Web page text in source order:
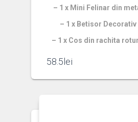
– 1 x Mini Felinar din
– 1 x Betisor Decorativ
– 1 x Cos din rachita
58.5 lei